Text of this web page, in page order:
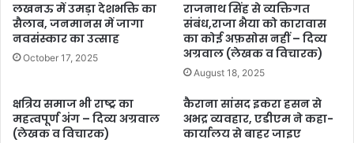
लखनऊ में उमड़ा देशभक्ति का
सैलाब, जनमानस में जागा
नवसंस्कार का उत्साह
October 17, 2025
राजनाथ सिंह से व्यक्तिगत
संबंध,राजा भैया को कारावास
का कोई अफ़सोस नहीं – दिव्य
अग्रवाल (लेखक व विचारक)
August 18, 2025
क्षत्रिय समाज भी राष्ट्र का
महत्वपूर्ण अंग – दिव्य अग्रवाल
(लेखक व विचारक)
कैराना सांसद इकरा हसन से
अभद्र व्यवहार, एडीएम ने कहा-
कार्यालय से बाहर जाइए